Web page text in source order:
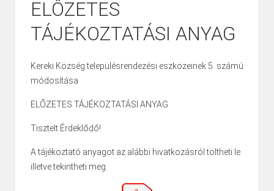
ELŐZETES
TÁJÉKOZTATÁSI ANYAG
Kereki Község településrendezési eszközeinek 5. számú
módosítása
ELŐZETES TÁJÉKOZTATÁSI ANYAG
Tisztelt Érdeklődő!
A tájékoztató anyagot az alábbi hivatkozásról töltheti le
illetve tekintheti meg.